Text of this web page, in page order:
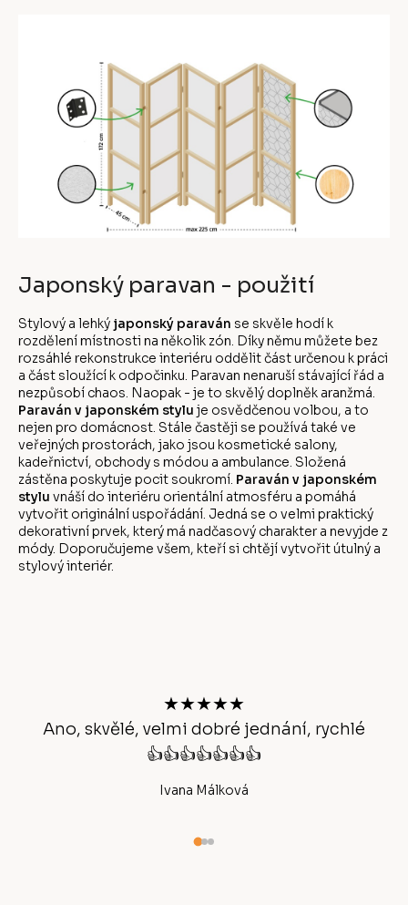
Japonský paravan - použití
Stylový a lehký japonský paraván se skvěle hodí k
rozdělení místnosti na několik zón. Díky němu můžete bez
rozsáhlé rekonstrukce interiéru oddělit část určenou k práci
a část sloužící k odpočinku. Paravan nenaruší stávající řád a
nezpůsobí chaos. Naopak - je to skvělý doplněk aranžmá.
Paraván v japonském stylu je osvědčenou volbou, a to
nejen pro domácnost. Stále častěji se používá také ve
veřejných prostorách, jako jsou kosmetické salony,
kadeřnictví, obchody s módou a ambulance. Složená
zástěna poskytuje pocit soukromí. Paraván v japonském
stylu vnáší do interiéru orientální atmosféru a pomáhá
vytvořit originální uspořádání. Jedná se o velmi praktický
dekorativní prvek, který má nadčasový charakter a nevyjde z
módy. Doporučujeme všem, kteří si chtějí vytvořit útulný a
stylový interiér.
★★★★★
Ano, skvělé, velmi dobré jednání, rychlé
👍👍👍👍👍👍👍
Ivana Málková